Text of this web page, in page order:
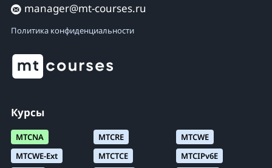
manager@mt-courses.ru
Политика конфиденциальности
Курсы
MTCNA MTCRE
MTCWE
MTCWE-Ext
MTCTCE
MTCIPv6E